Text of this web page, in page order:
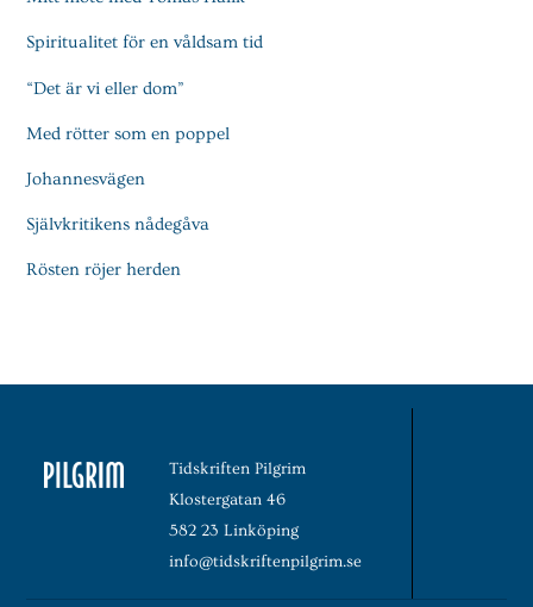
Spiritualitet för en våldsam tid
“Det är vi eller dom”
Med rötter som en poppel
Johannesvägen
Självkritikens nådegåva
Rösten röjer herden
Tidskriften Pilgrim
Klostergatan 46
582 23 Linköping
info@tidskriftenpilgrim.se